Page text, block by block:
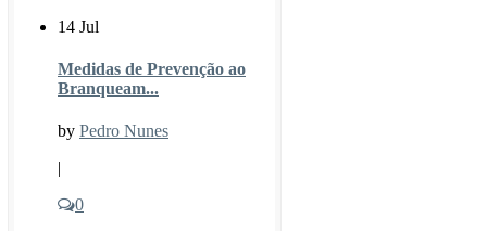
14 Jul
Medidas de Prevenção ao
Branqueam...
by Pedro Nunes
|
0